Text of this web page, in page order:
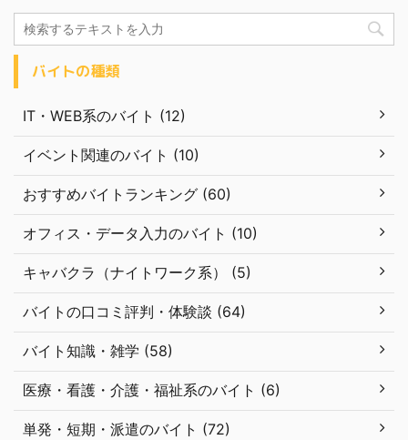
バイトの種類
IT・WEB系のバイト (12)
イベント関連のバイト (10)
おすすめバイトランキング (60)
オフィス・データ入力のバイト (10)
キャバクラ（ナイトワーク系） (5)
バイトの口コミ評判・体験談 (64)
バイト知識・雑学 (58)
医療・看護・介護・福祉系のバイト (6)
単発・短期・派遣のバイト (72)